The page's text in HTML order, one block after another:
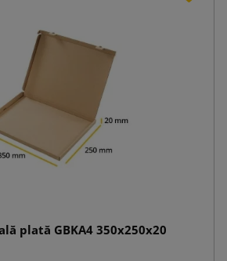
plată GBKA4 350x250x20